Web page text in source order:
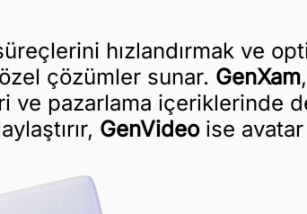
hızlandırmak ve
çözümler sunar. GenXam
ve pazarlama içeriklerinde
GenVideoise avatar